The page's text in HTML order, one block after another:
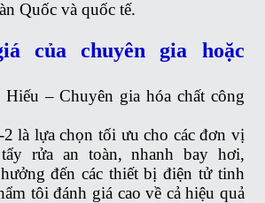
Quốc và quốc tế.
của chuyên gia hoặc
– Chuyên gia hóa chất công
là lựa chọn tối ưu cho các đơn vị
rửa an toàn, nhanh bay hơi,
đến các thiết bị điện tử tinh
tôi đánh giá cao về cả hiệu quả